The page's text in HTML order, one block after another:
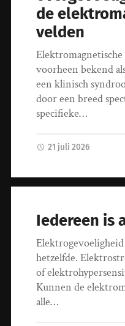
de
velden
voorheen bekend
een klinisch
door een breed
specifieke…
21 juli 2026
Iedereen is
hetzelfde.
of
Kunnen de
alle…